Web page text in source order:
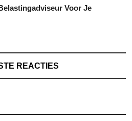
Voor Je
REACTIES